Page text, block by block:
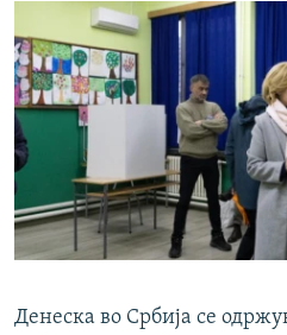
Денеска во Србија се